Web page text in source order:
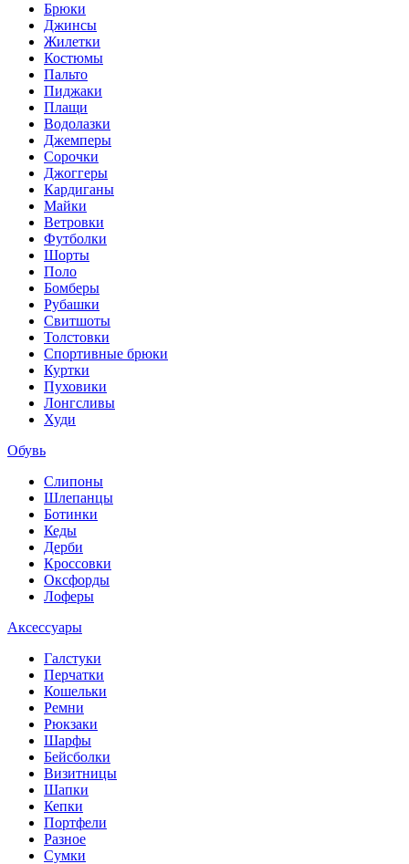
Брюки
Джинсы
Жилетки
Костюмы
Пальто
Пиджаки
Плащи
Водолазки
Джемперы
Сорочки
Джоггеры
Кардиганы
Майки
Ветровки
Футболки
Шорты
Поло
Бомберы
Рубашки
Свитшоты
Толстовки
Спортивные брюки
Куртки
Пуховики
Лонгсливы
Худи
Обувь
Слипоны
Шлепанцы
Ботинки
Кеды
Дерби
Кроссовки
Оксфорды
Лоферы
Аксессуары
Галстуки
Перчатки
Кошельки
Ремни
Рюкзаки
Шарфы
Бейсболки
Визитницы
Шапки
Кепки
Портфели
Разное
Сумки